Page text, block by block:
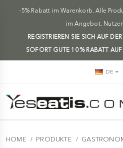
-5% Rabatt im Warenkorb. Alle
im Angebot.
REGISTRIEREN SIE SICH AUF
SOFORT GUTE 10 % RABATT
DE
HOME PRODUKTE